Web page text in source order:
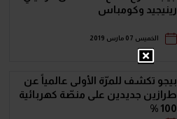
رينيجيد وكومباس
الخميس 07 مارس 2019
بيجو تكشف للمرّة الأولى عالمياً عن
طرازين جديدين على منصّة كهربائية
100 %